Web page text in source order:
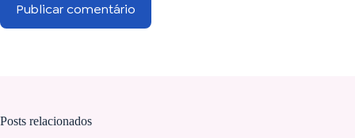
Publicar comentário
Posts relacionados